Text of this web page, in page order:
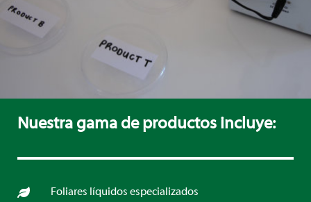
Nuestra gama de productos incluye:
Foliares líquidos especializados